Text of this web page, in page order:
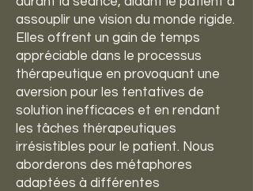
assouplir une vision du monde rigide.
Elles offrent un gain de temps
appréciable dans le processus
thérapeutique en provoquant une
aversion pour les tentatives de
solution inefficaces et en rendant
les tâches thérapeutiques
irrésistibles pour le patient. Nous
aborderons des métaphores
adaptées à différentes